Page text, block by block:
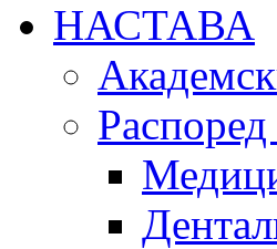
НАСТАВА
Распоред